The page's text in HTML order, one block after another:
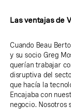
Las ventajas de
Cuando Beau
y su socio Greg
querían trabajar
disruptiva del
que hacía la
Encajaba con
negocio. Nosotros